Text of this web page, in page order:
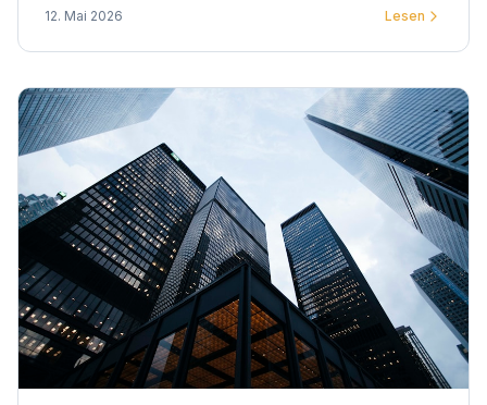
Tipps und typische Streitpunkte.
12. Mai 2026 Lesen